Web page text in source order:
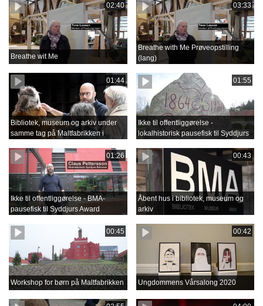
02:40
Breathe wit Me
03:33
Breathe with Me Prøveopstilling
(lang)
01:44
Bibliotek, museum og arkiv under
samme tag på Maltfabrikken i
01:55
Ikke til offentliggørelse -
lokalhistorisk pausefisk til Syddjurs
01:26
Ikke til offentliggørelse - BMA-
pausefisk til Syddjurs Award
00:43
Åbent hus i bibliotek, museum og
arkiv
00:45
Workshop for børn på Maltfabrikken
00:42
Ungdommens Vårsalong 2020